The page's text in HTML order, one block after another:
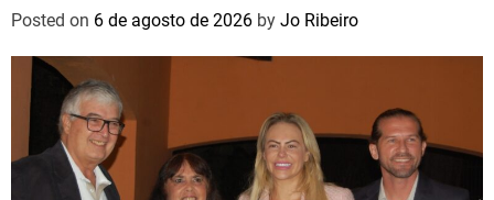
Posted on 6 de agosto de 2026 by Jo Ribeiro